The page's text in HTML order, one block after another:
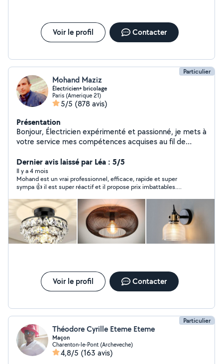
Voir le profil Contacter
Particulier
Mohand Maziz
Électricien+ bricolage
Paris (Amerique 21)
5/5 (878 avis)
Présentation
Bonjour, Électricien expérimenté et passionné, je mets à
votre service mes compétences acquises au fil de
spécialisé dans l'installation, la réparation et le
dépannage électrique, En complément de mes
expertises électriques, je réalise également divers
travaux tels que , l'installation de luminaires, la pose
d'étagères et de tringles à rideaux, et l'installation des
meubles,ainsi que l'aménagement intérieur. Sérieux,
organisé et attentif aux détails, je suis disponible pour
répondre à vos besoins et vous accompagner dans vos
projets avec professionnalisme, le tout à des tarifs
Dernier avis laissé par Léa : 5/5
Il y a 4 mois
Mohand est un vrai professionnel, efficace, rapide et super
sympa 👍 il est super réactif et il propose prix imbattables.
manteau mural, miroir mural très lourd et barres de suspension
dans la cuisine. Rien à redire un grand merci 🙏
Voir le profil Contacter
Particulier
Théodore Cyrille Eteme Eteme
Maçon
Charenton-le-Pont (Archeveche)
4,8/5 (163 avis)